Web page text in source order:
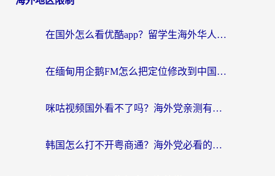
在国外怎么看优酷app？留学生海外华人必看的无限制追剧指南
在缅甸用企鹅FM怎么把定位修改到中国国内？海外党解决地域限制的实用指南
咪咕视频国外看不了吗？海外党亲测有效的回国加速解决方案
韩国怎么打不开粤商通？海外党必看的回国加速器选择指南（附加拿大农行俄罗斯有缘网解决方案）